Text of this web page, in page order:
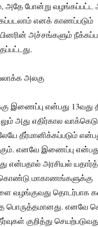
அதே போன்று வழங்கப்பட்ட
எனக் காணப்படும்
அச்சங்களும்
அலகு
இணைப்பு என்பது 13வது
அது எதிர்கால
தீர்மானிக்கப்படும்
எனவே இணைப்பு
என்பதால் அரசியல்
மாகாணங்களுக்கு
வழங்குவது தொடர்பாக
பொருத்தமானது. எனவே
குறித்து